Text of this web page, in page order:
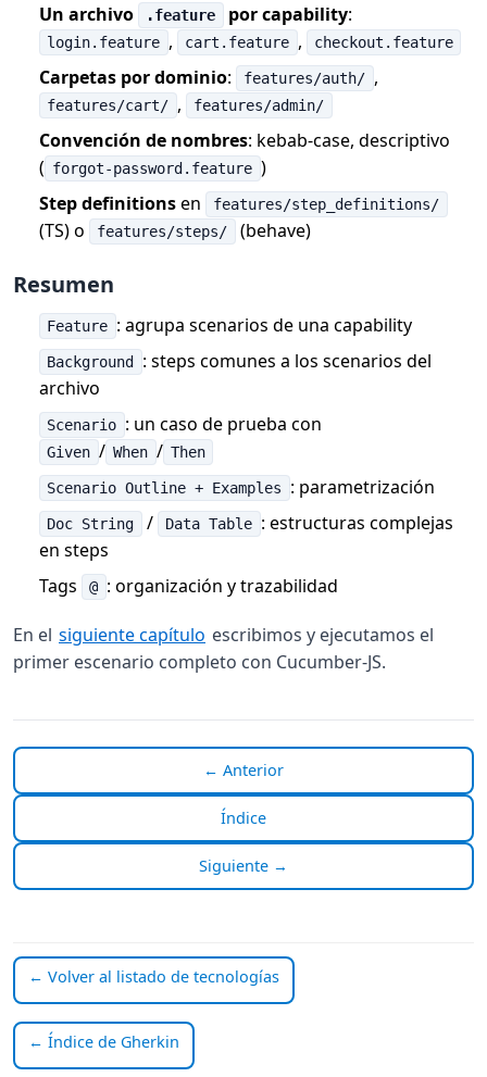
Un archivo .feature por capability:
login.feature , cart.feature , checkout.feature
Carpetas por dominio: features/auth/ ,
features/cart/ , features/admin/
Convención de nombres: kebab-case, descriptivo
( forgot-password.feature )
Step definitionsen features/step_definitions/
(TS) o features/steps/ (behave)
Resumen
Feature : agrupa scenarios de una capability
Background
: steps comunes a los scenarios del
archivo
Scenario : un caso de prueba con
Given / When / Then
Scenario Outline + Examples : parametrización
Doc String / Data Table : estructuras complejas
en steps
Tags
@ : organización y trazabilidad
En el siguiente capítulo escribimos y ejecutamos el
primer escenario completo con Cucumber-JS.
← Anterior
Índice
Siguiente →
← Volver al listado de tecnologías
← Índice de Gherkin